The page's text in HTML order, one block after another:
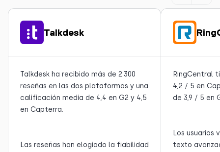
Talkdesk
Talkdesk ha recibido más de 2.300
reseñas en las dos plataformas y una
calificación media de 4,4 en G2 y 4,5
en Capterra.
Las reseñas han elogiado la fiabilidad
RingCentral
4,2 / 5 en
de 3,9 / 5 en
Los
texto